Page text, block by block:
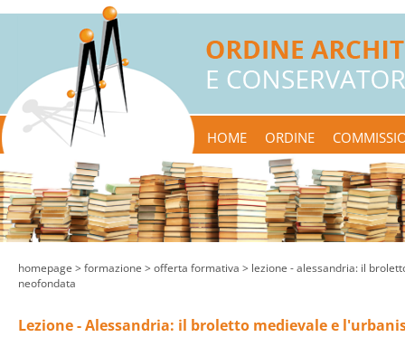
HOME ORDINE
homepage > formazione > offerta formativa > lezione - alessandria: il
neofondata
Lezione - Alessandria: il broletto medievale e